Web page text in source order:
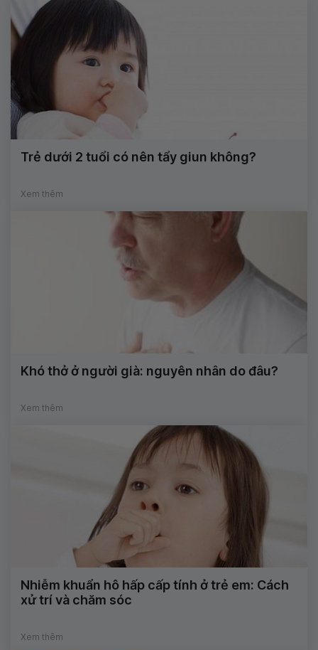
Trẻ dưới 2 tuổi có nên tẩy giun không?
Xem thêm
Khó thở ở người già: nguyên nhân do đâu?
Xem thêm
Nhiễm khuẩn hô hấp cấp tính ở trẻ em: Cách
xử trí và chăm sóc
Xem thêm